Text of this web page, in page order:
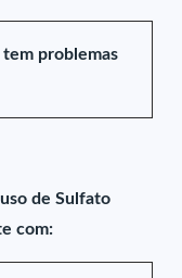
tem problemas
de Sulfato
com: